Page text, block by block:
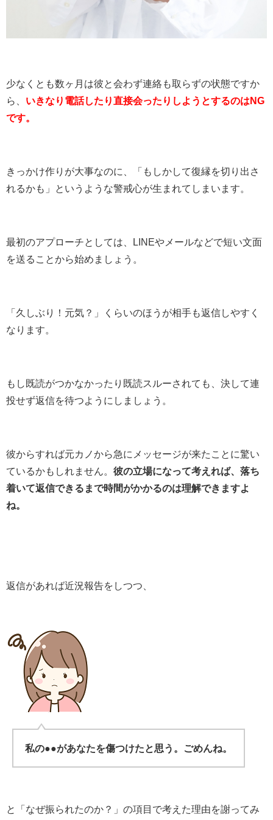
少なくとも数ヶ月は彼と会わず連絡も取らずの状態ですか
ら、 いきなり電話したり直接会ったりしようとするのはNG
です。
きっかけ作りが大事なのに、「もしかして復縁を切り出さ
れるかも」というような警戒心が生まれてしまいます。
最初のアプローチとしては、LINEやメールなどで短い文面
を送ることから始めましょう。
「久しぶり！元気？」くらいのほうが相手も返信しやすく
なります。
もし既読がつかなかったり既読スルーされても、決して連
投せず返信を待つようにしましょう。
彼からすれば元カノから急にメッセージが来たことに驚い
ているかもしれません。 彼の立場になって考えれば、落ち
着いて返信できるまで時間がかかるのは理解できますよ
ね。
返信があれば近況報告をしつつ、
私の●●があなたを傷つけたと思う。ごめんね。
と「なぜ振られたのか？」の項目で考えた理由を謝ってみ